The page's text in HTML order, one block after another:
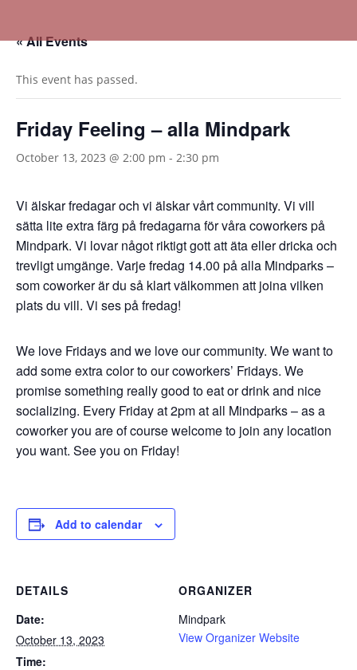
« All Events
This event has passed.
Friday Feeling – alla Mindpark
October 13, 2023 @ 2:00 pm - 2:30 pm
Vi älskar fredagar och vi älskar vårt community. Vi vill
sätta lite extra färg på fredagarna för våra coworkers på
Mindpark. Vi lovar något riktigt gott att äta eller dricka och
trevligt umgänge. Varje fredag 14.00 på alla Mindparks –
som coworker är du så klart välkommen att joina vilken
plats du vill. Vi ses på fredag!
We love Fridays and we love our community. We want to
add some extra color to our coworkers’ Fridays. We
promise something really good to eat or drink and nice
socializing. Every Friday at 2pm at all Mindparks – as a
coworker you are of course welcome to join any location
you want. See you on Friday!
Add to calendar
DETAILS
Date:
October 13, 2023
Time:
ORGANIZER
Mindpark
View Organizer Website